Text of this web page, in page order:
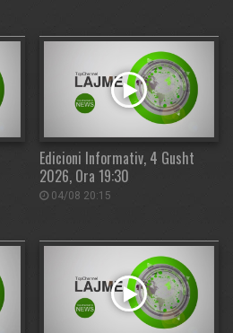
Edicioni Informativ, 4 Gusht
2026, Ora 19:30
04/08 20:15